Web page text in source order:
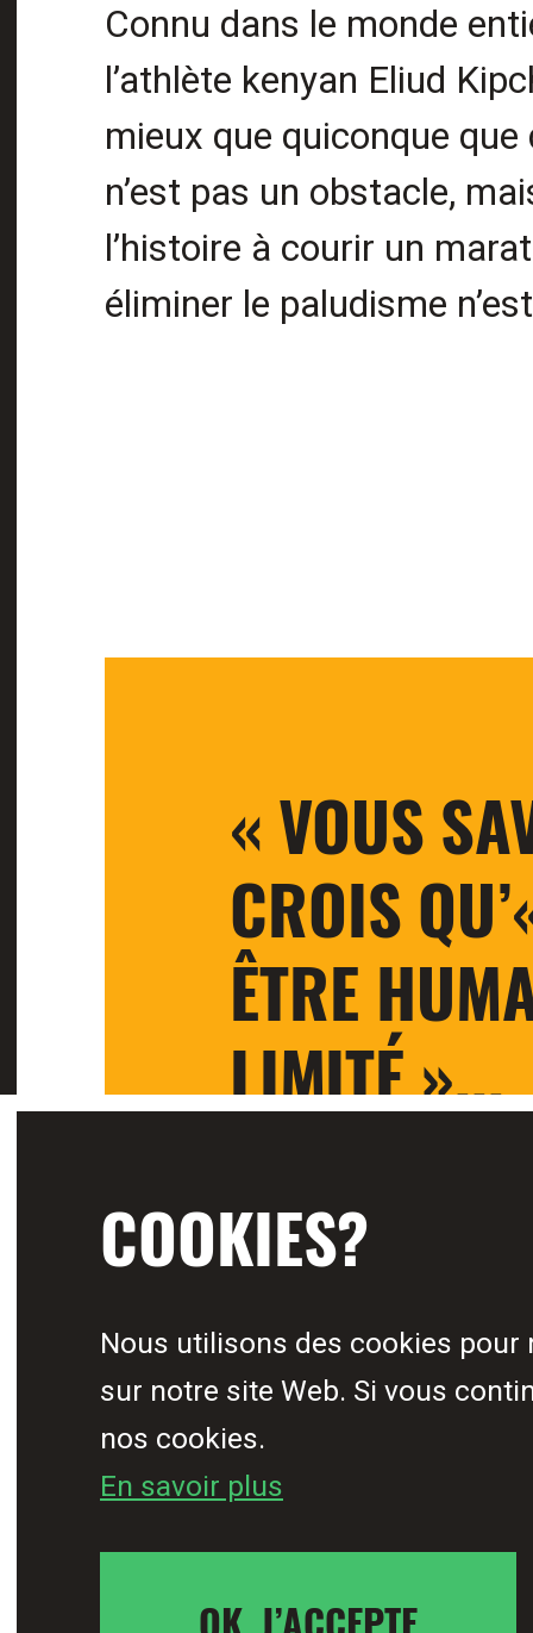
Connu dans le monde
l’athlète kenyan Eliud
mieux que quiconque
n’est pas un obstacle,
l’histoire à courir un
éliminer le paludisme
« VOUS
CROIS
ÊTRE
LIMITÉ »...
CROIS QUE
POUVONS
MONDE,
CROIS AU
COOKIES?
Nous utilisons des cookies pour
sur notre site Web. Si vous
nos cookies.
En savoir plus
OK, J’ACCEPTE